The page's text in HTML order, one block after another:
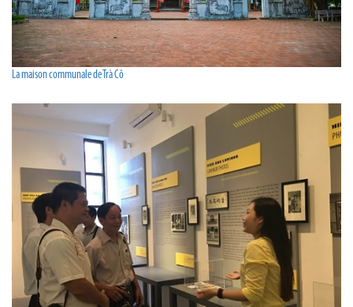
La maison communale de Trà Cô